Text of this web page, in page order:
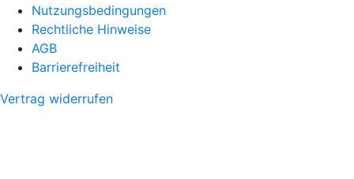
Nutzungsbedingungen
Rechtliche Hinweise
AGB
Barrierefreiheit
Vertrag widerrufen